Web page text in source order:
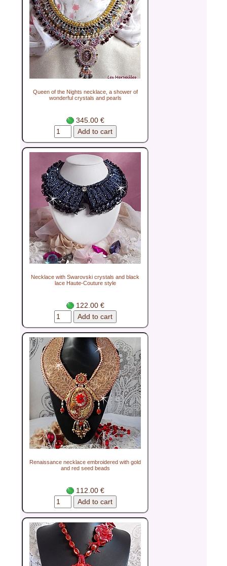
Queen of the Nights necklace, a shower of
wonderful crystals and pearls
345.00 €
Necklace with Swarovski crystals and black
lace Haute-Couture style
122.00 €
Renaissance necklace embroidered with gold
and red seed beads
112.00 €